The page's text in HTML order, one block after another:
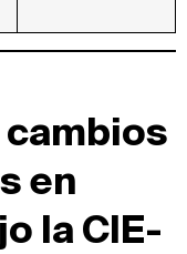
cambios
en
la CIE-